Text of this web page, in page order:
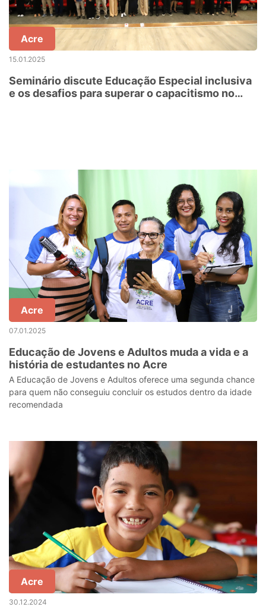
Acre
15.01.2025
Seminário discute Educação Especial inclusiva
e os desafios para superar o capacitismo no
Acre
07.01.2025
Educação de Jovens e Adultos muda a vida e a
história de estudantes no Acre
A Educação de Jovens e Adultos oferece uma segunda chance
para quem não conseguiu concluir os estudos dentro da idade
recomendada
Acre
30.12.2024